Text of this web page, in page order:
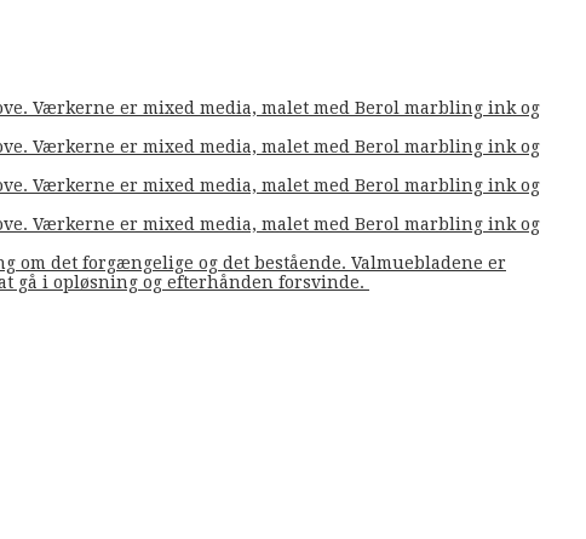
Værkerne er mixed media, malet med Berol marbling ink og
Værkerne er mixed media, malet med Berol marbling ink og
Værkerne er mixed media, malet med Berol marbling ink og
Værkerne er mixed media, malet med Berol marbling ink og
det forgængelige og det bestående. Valmuebladene er
gå i opløsning og efterhånden forsvinde.